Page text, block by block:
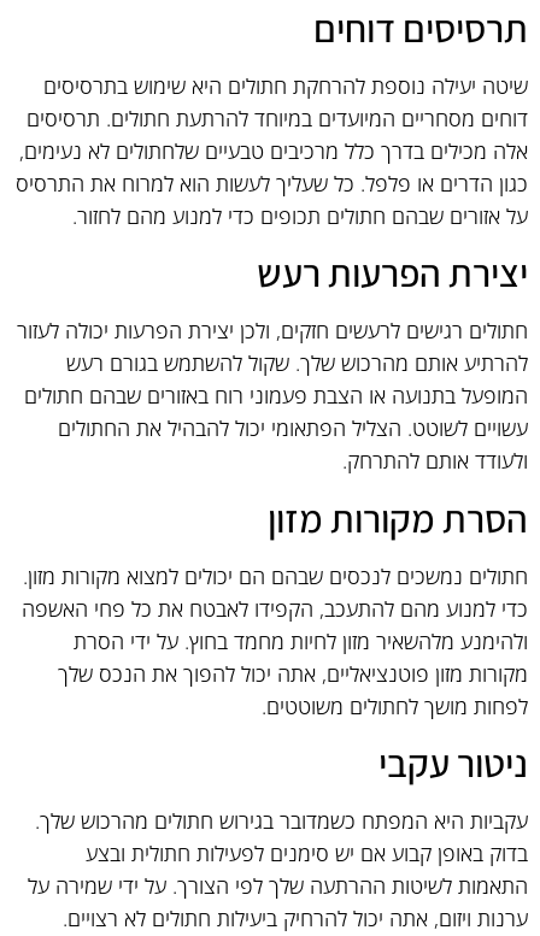
תרסיסים דוחים
שיטה יעילה נוספת להרחקת חתולים היא שימוש בתרסיסים
דוחים מסחריים המיועדים במיוחד להרתעת חתולים. תרסיסים
אלה מכילים בדרך כלל מרכיבים טבעיים שלחתולים לא נעימים,
כגון הדרים או פלפל. כל שעליך לעשות הוא למרוח את התרסיס
על אזורים שבהם חתולים תכופים כדי למנוע מהם לחזור.
יצירת הפרעות רעש
חתולים רגישים לרעשים חזקים, ולכן יצירת הפרעות יכולה לעזור
להרתיע אותם מהרכוש שלך. שקול להשתמש בגורם רעש
המופעל בתנועה או הצבת פעמוני רוח באזורים שבהם חתולים
עשויים לשוטט. הצליל הפתאומי יכול להבהיל את החתולים
ולעודד אותם להתרחק.
הסרת מקורות מזון
חתולים נמשכים לנכסים שבהם הם יכולים למצוא מקורות מזון.
כדי למנוע מהם להתעכב, הקפידו לאבטח את כל פחי האשפה
ולהימנע מלהשאיר מזון לחיות מחמד בחוץ. על ידי הסרת
מקורות מזון פוטנציאליים, אתה יכול להפוך את הנכס שלך
לפחות מושך לחתולים משוטטים.
ניטור עקבי
עקביות היא המפתח כשמדובר בגירוש חתולים מהרכוש שלך.
בדוק באופן קבוע אם יש סימנים לפעילות חתולית ובצע
התאמות לשיטות ההרתעה שלך לפי הצורך. על ידי שמירה על
ערנות ויזום, אתה יכול להרחיק ביעילות חתולים לא רצויים.